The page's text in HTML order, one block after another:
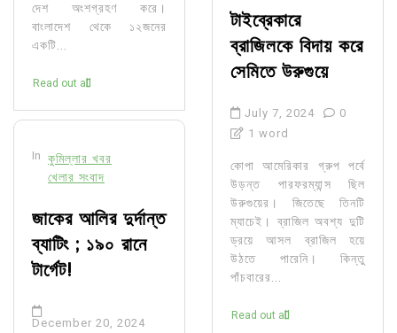
দেশ অংশগ্রহণ করে।
বাংলাদেশ থেকে ১২জনের
একটি...
Read out all
In কুমিল্লার খবর
খেলার সংবাদ
জাকের আলির দুর্দান্ত
ব্যাটিং ; ১৯০ রানে
টার্গেট!
December 20, 2024
টাইব্রেকারে
ব্রাজিলকে বিদায় করে
সেমিতে উরুগুয়ে
July 7, 2024
0
1 word
কোপা আমেরিকার গ্রুপ পর্বে
উড়ন্ত পারফরম্যান্স ছিল
উরুগুয়ের। জিতেছে তিনটি
ম্যাচেই। ব্রাজিল অবশ্য দুটি
ড্রয়ে আসল ব্রাজিল হয়ে
উঠতে পারেনি। কিন্তু
পাঁচবারের...
Read out all